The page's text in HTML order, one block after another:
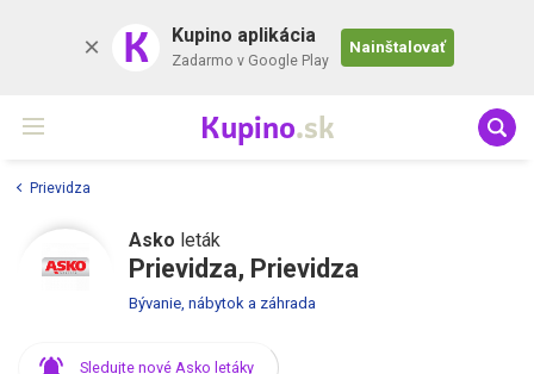
K Kupino aplikácia
Zadarmo v Google Play
Nainštalovať
Kupino.sk
Prievidza
Asko leták
Prievidza, Prievidza
Bývanie, nábytok a záhrada
Sledujte nové Asko letáky